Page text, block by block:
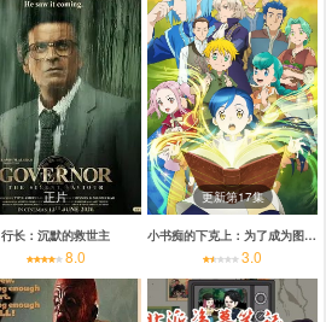
正片
行长：沉默的救世主
8.0
更新第17集
小书痴的下克上：为了成为图书管理员不择手段！第四季
3.0